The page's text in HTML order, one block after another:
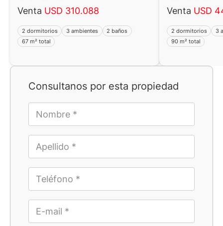
Consultanos por esta propiedad
Venta USD 310.088
2 dormitorios 3 ambientes
2 baños
67 m² total
Venta USD
2 dormitorios
3
90 m² total